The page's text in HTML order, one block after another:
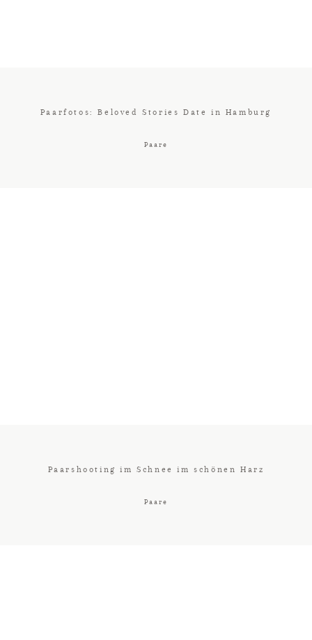
Paarfotos: Beloved Stories Date in Hamburg
Paare
Paarshooting im Schnee im schönen Harz
Paare